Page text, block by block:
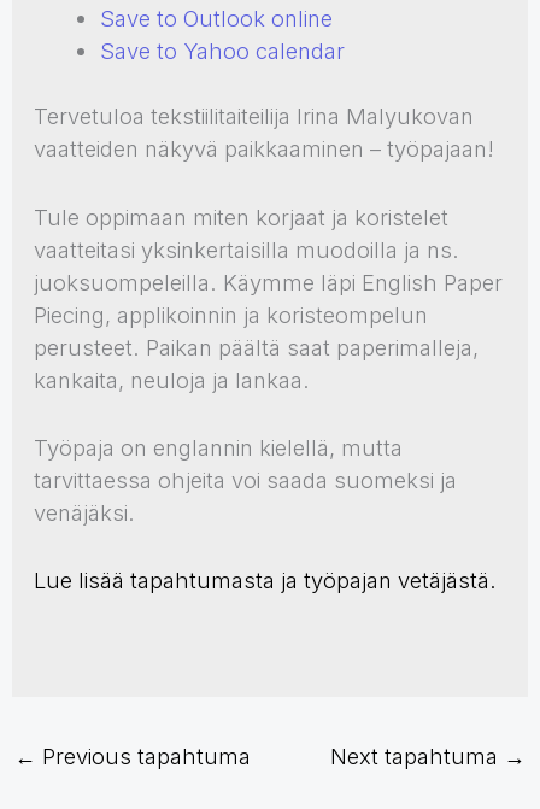
Save to Outlook online
Save to Yahoo calendar
Tervetuloa tekstiilitaiteilija Irina Malyukovan
vaatteiden näkyvä paikkaaminen – työpajaan!
Tule oppimaan miten korjaat ja koristelet
vaatteitasi yksinkertaisilla muodoilla ja ns.
juoksuompeleilla. Käymme läpi English Paper
Piecing, applikoinnin ja koristeompelun
perusteet. Paikan päältä saat paperimalleja,
kankaita, neuloja ja lankaa.
Työpaja on englannin kielellä, mutta
tarvittaessa ohjeita voi saada suomeksi ja
venäjäksi.
Lue lisää tapahtumasta ja työpajan vetäjästä.
← Previous tapahtuma Next tapahtuma →